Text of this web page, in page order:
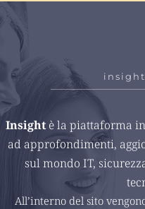
Insight è la piattaforma
ad approfondimenti,
sul mondo IT,
All’interno del sito